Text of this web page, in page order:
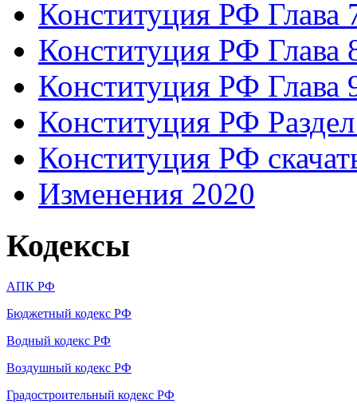
Конституция РФ Глава
Конституция РФ Глава
Конституция РФ Глава
Конституция РФ
Конституция РФ
Изменения 2020
Кодексы
АПК РФ
Бюджетный кодекс РФ
Водный кодекс РФ
Воздушный кодекс РФ
Градостроительный кодекс РФ